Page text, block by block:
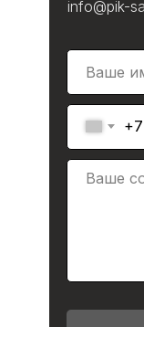
info@pik-
+7